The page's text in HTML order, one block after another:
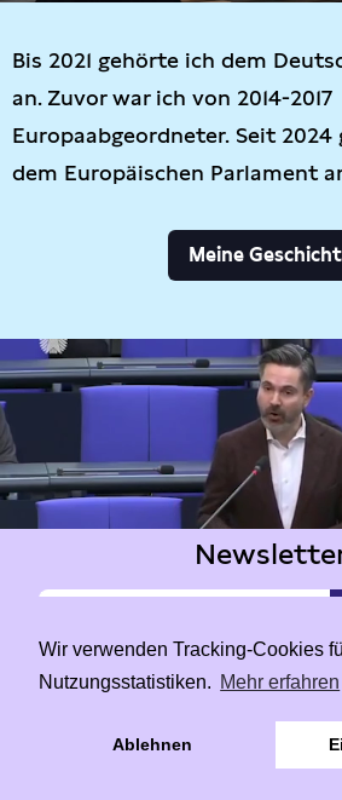
Wir verwenden Tracking-Cookies
Nutzungsstatistiken. Mehr erfahren
Ablehnen
Bis 2021 gehörte ich dem
an. Zuvor war ich von 2014-2017
Europaabgeordneter. Seit 2024
dem Europäischen Parlament
Meine